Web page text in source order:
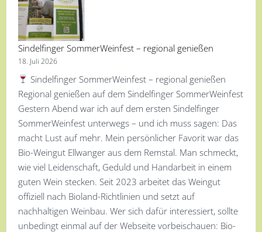
Sindelfinger SommerWeinfest – regional genießen
18. Juli 2026
Sindelfinger SommerWeinfest – regional genießen
Regional genießen auf dem Sindelfinger SommerWeinfest
Gestern Abend war ich auf dem ersten Sindelfinger
SommerWeinfest unterwegs – und ich muss sagen: Das
macht Lust auf mehr. Mein persönlicher Favorit war das
Bio-Weingut Ellwanger aus dem Remstal. Man schmeckt,
wie viel Leidenschaft, Geduld und Handarbeit in einem
guten Wein stecken. Seit 2023 arbeitet das Weingut
offiziell nach Bioland-Richtlinien und setzt auf
nachhaltigen Weinbau. Wer sich dafür interessiert, sollte
unbedingt einmal auf der Webseite vorbeischauen: Bio-